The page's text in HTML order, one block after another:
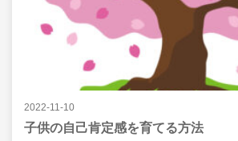
2022-11-10
子供の自己肯定感を育てる方法